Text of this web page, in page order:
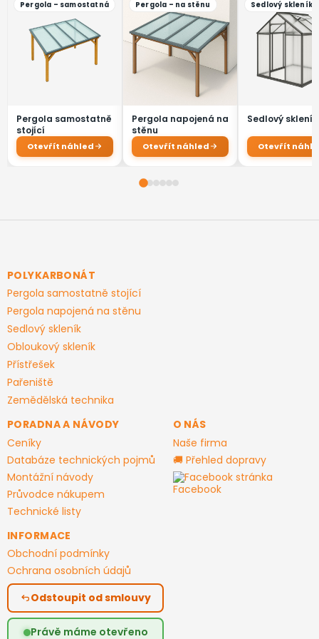
í
p
r
v
k
y
p
i
s
u
Z
aPOLYKARBONÁT
Pergola samostatně stojící
Pergola napojená na stěnu
Sedlový skleník
Obloukový skleník
Přístřešek
Pařeniště
Zemědělská technika
PORADNA A NÁVODY
Ceníky
Databáze technických pojmů
Montážní návody
Průvodce nákupem
Technické listy
O NÁS
Naše firma
🚚 Přehled dopravy
Facebook stránka
INFORMACE
Obchodní podmínky
Ochrana osobních údajů
Odstoupit od smlouvy
Právě máme otevřeno